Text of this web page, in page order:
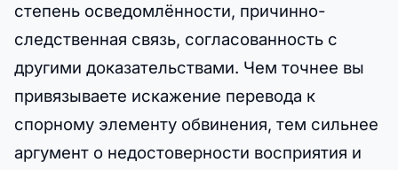
степень осведомлённости, причинно-
следственная связь, согласованность с
другими доказательствами. Чем точнее вы
привязываете искажение перевода к
спорному элементу обвинения, тем сильнее
аргумент о недостоверности восприятия и